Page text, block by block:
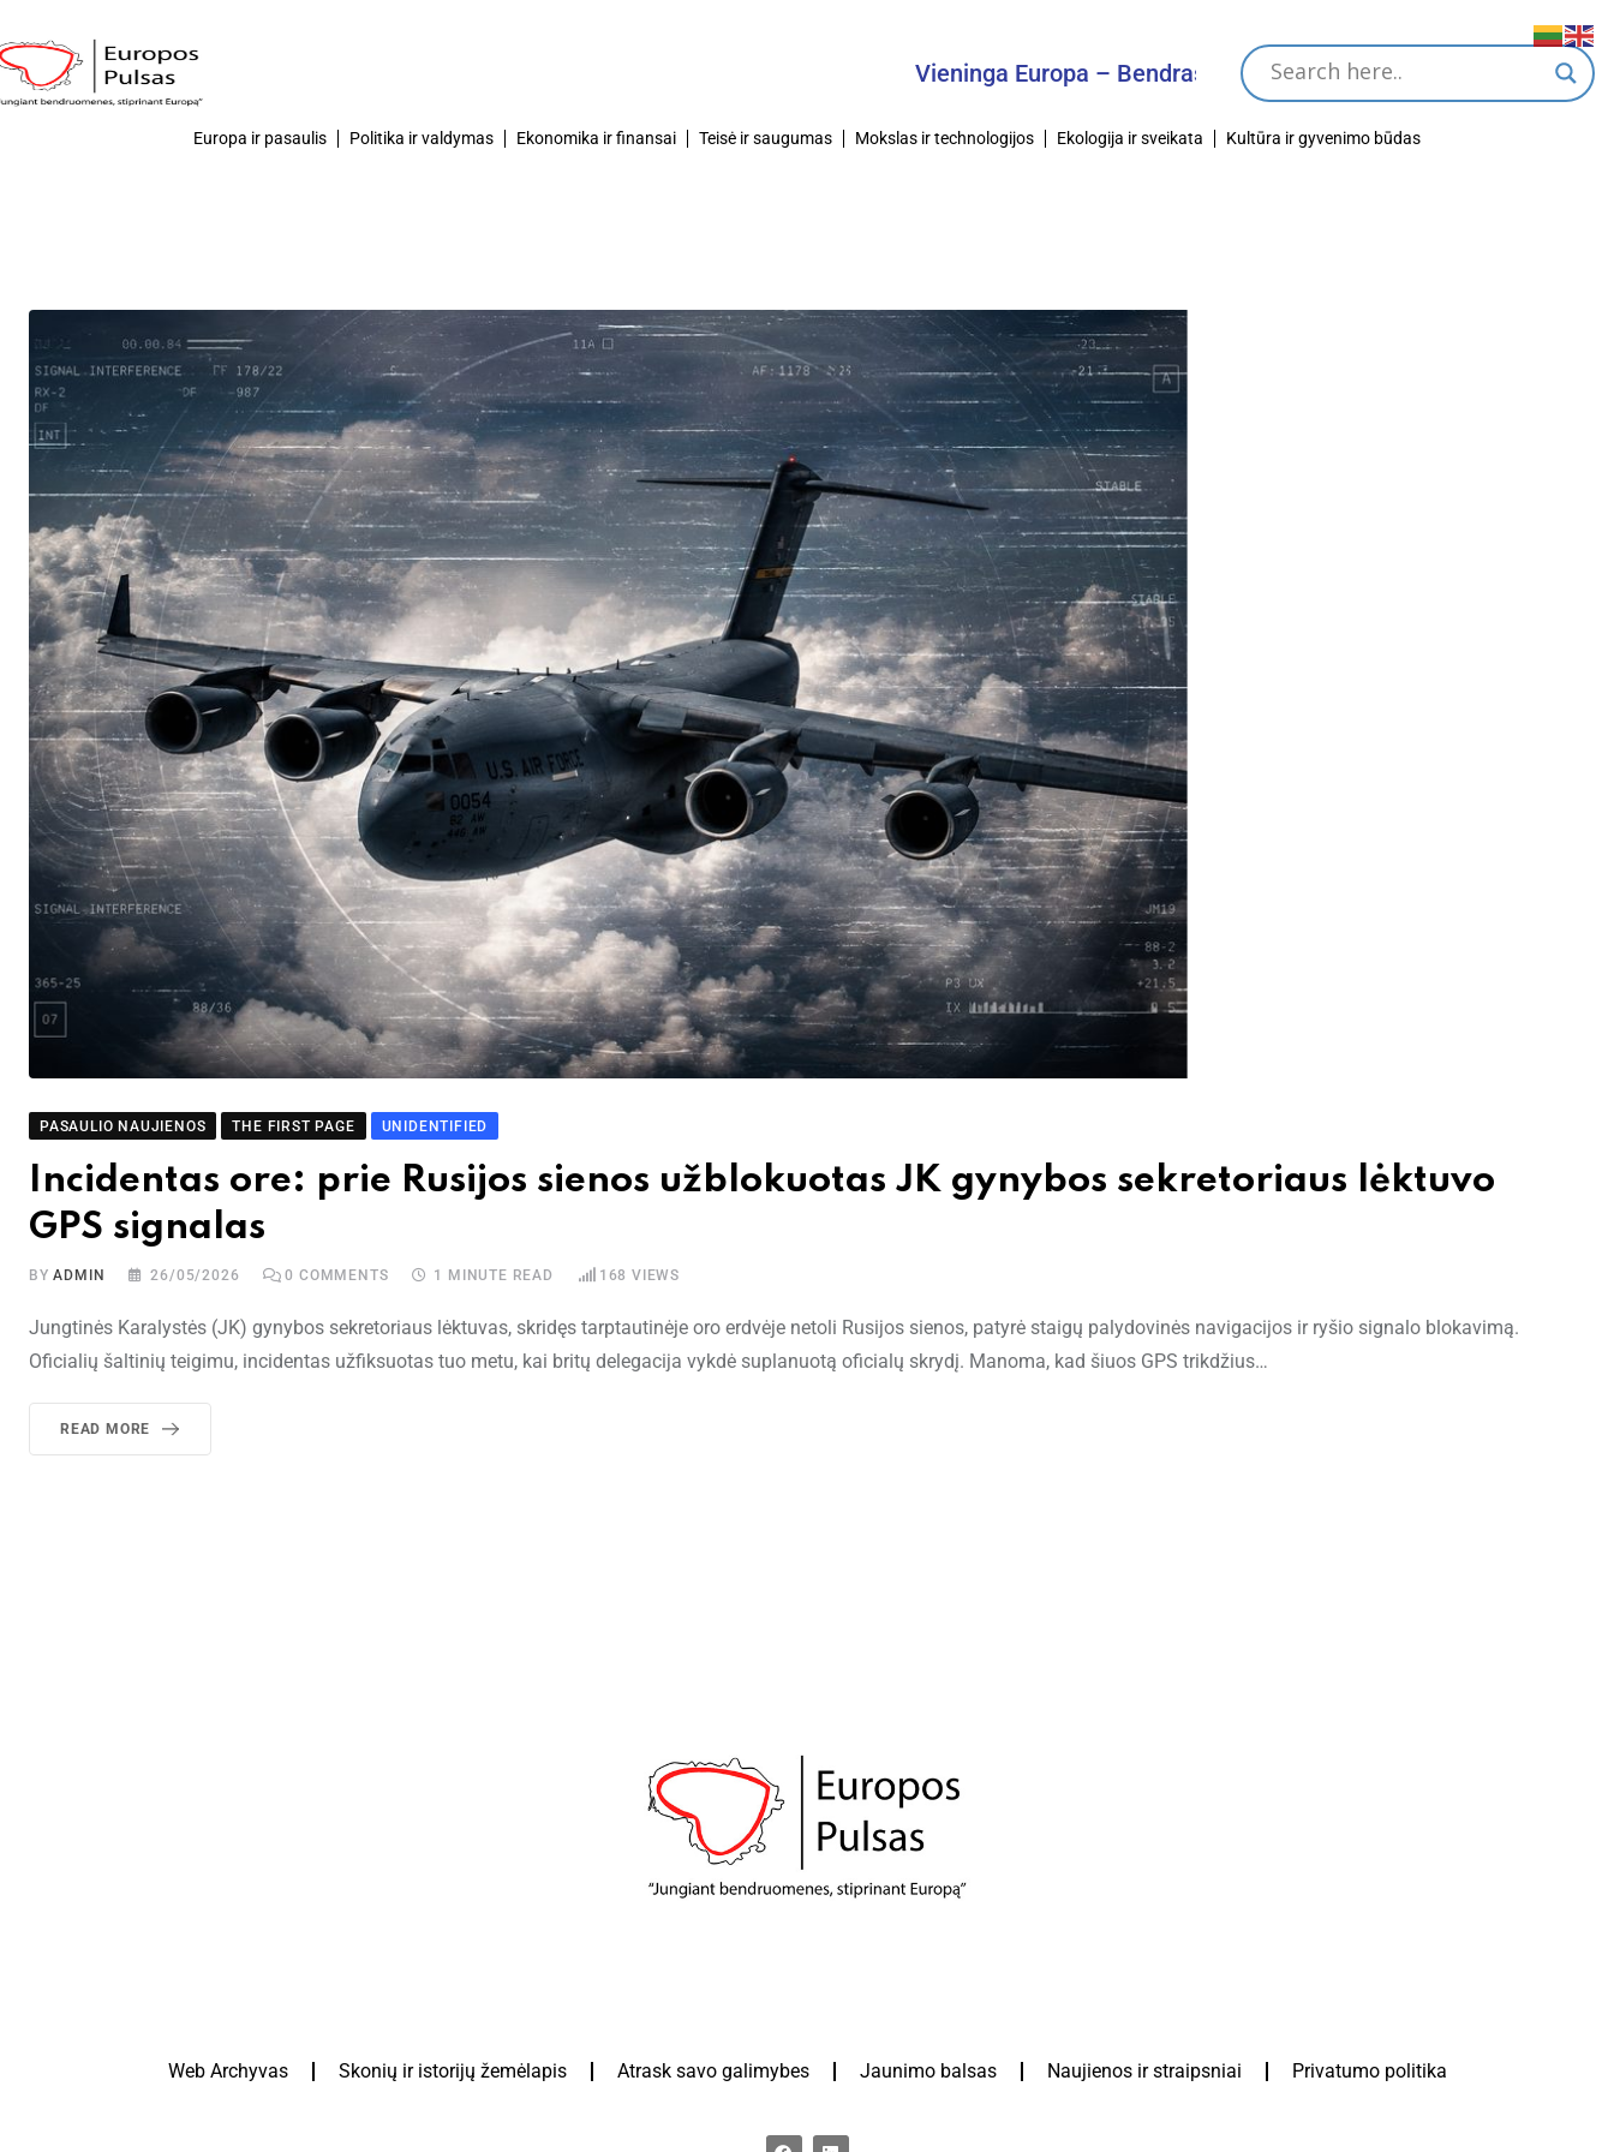
Vieninga Europa – Bendras Tikslas
Europa ir pasaulis Politika ir valdymas Ekonomika ir finansai Teisė ir saugumas Mokslas ir technologijos Ekologija ir sveikata Kultūra ir gyvenimo būdas
PASAULIO NAUJIENOS THE FIRST PAGE UNIDENTIFIED
Incidentas ore: prie Rusijos sienos užblokuotas JK gynybos sekretoriaus lėktuvo
GPS signalas
BYADMIN 26/05/2026 0 COMMENTS 1 MINUTE READ 168 VIEWS
Jungtinės Karalystės (JK) gynybos sekretoriaus lėktuvas, skridęs tarptautinėje oro erdvėje netoli Rusijos sienos, patyrė staigų palydovinės navigacijos ir ryšio signalo blokavimą.
Oficialių šaltinių teigimu, incidentas užfiksuotas tuo metu, kai britų delegacija vykdė suplanuotą oficialų skrydį. Manoma, kad šiuos GPS trikdžius…
READ MORE
Web Archyvas Skonių ir istorijų žemėlapis Atrask savo galimybes Jaunimo balsas Naujienos ir straipsniai Privatumo politika